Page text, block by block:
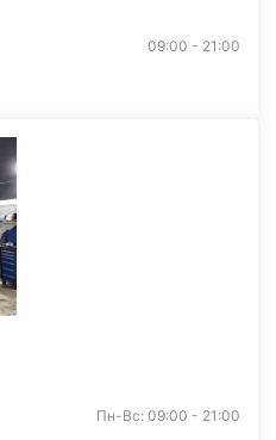
09:00 - 21:00
Пн-Вс: 09:00 - 21:00